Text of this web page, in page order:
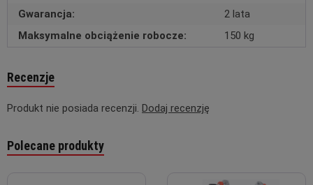
Gwarancja:
2 lata
Maksymalne obciążenie robocze:
150 kg
Recenzje
Produkt nie posiada recenzji. Dodaj recenzję
Polecane produkty